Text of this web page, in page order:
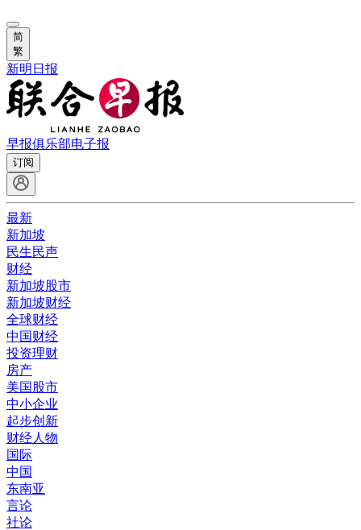
简
繁
新明日报
早报俱乐部电子报
订阅
最新
新加坡
民生民声
财经
新加坡股市
新加坡财经
全球财经
中国财经
投资理财
房产
美国股市
中小企业
起步创新
财经人物
国际
中国
东南亚
言论
社论